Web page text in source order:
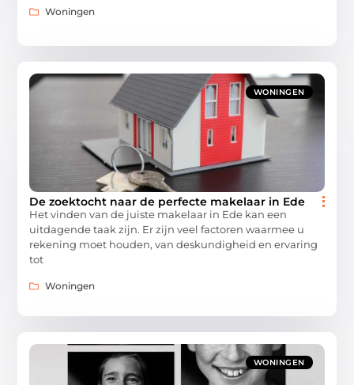
Woningen
WONINGEN
De zoektocht naar de perfecte makelaar in Ede
Het vinden van de juiste makelaar in Ede kan een
uitdagende taak zijn. Er zijn veel factoren waarmee u
rekening moet houden, van deskundigheid en ervaring
tot
Woningen
WONINGEN